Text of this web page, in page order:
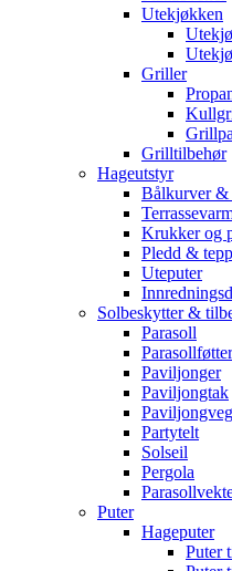
Utekjøkken
Griller
Grilltilbehør
Hageutstyr
Bålkurver &
Krukker og
Pledd &
Uteputer
Solbeskytter &
Parasoll
Parasollføtter
Paviljonger
Paviljongtak
Partytelt
Solseil
Pergola
Puter
Hageputer
Puter